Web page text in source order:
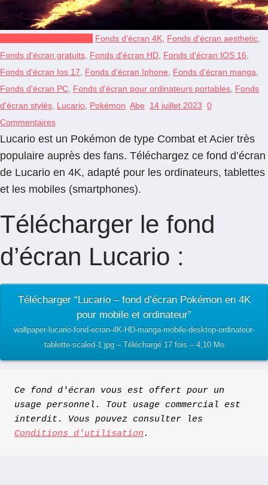
Fonds d'écran 4K, Fonds d'écran aesthetic,
Fonds d'écran gratuits, Fonds d'écran HD, Fonds d'écran IOS 16,
Fonds d'écran Ios 17, Fonds d'écran Iphone, Fonds d'écran manga,
Fonds d'écran PC, Fonds d'écran pour ordinateurs portables, Fonds
d'écran stylés, Lucario, Pokémon Abe 14 juillet 2023 0
Commentaires
Lucario est un Pokémon de type Combat et Acier très
populaire auprès des fans. Téléchargez ce fond d’écran
de Lucario en 4K, adapté pour les ordinateurs, tablettes
et les mobiles (smartphones).
Télécharger le fond
d’écran Lucario :
Télécharger “Lucario – fond d’écran Pokémon en 4K
pour mobile et ordinateur”
wallpaper-lucario-fond-ecran-4K-HD-manga-mobile-desktop-ordinateur-
tablette-scaled-1.jpg – Téléchargé 17 fois – 4,10 Mo
Ce fond d'écran vous est offert pour un
usage personnel. Tout usage commercial est
Conditions d'utilisation .